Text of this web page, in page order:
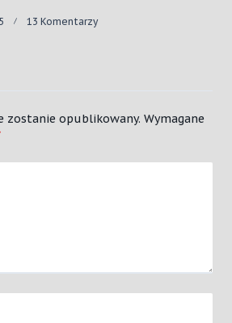
13 KomentarzyDo
Co
zostanie opublikowany. Wymagane